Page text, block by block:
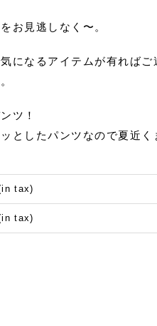
お見逃しなく〜。
になるアイテムが有れば
ツ！
としたパンツなので夏近く
tax)
tax)